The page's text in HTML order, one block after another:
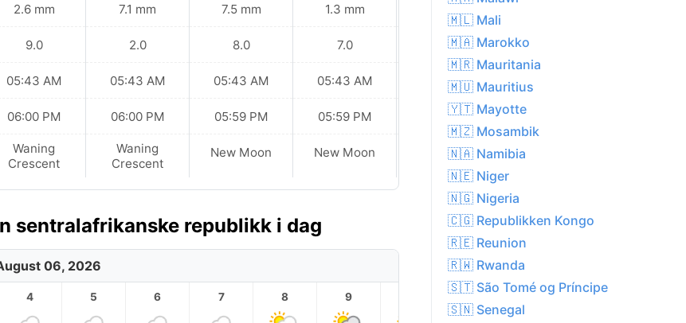
2.6 mm
9.0
05:43 AM
06:00 PM
Waning
Crescent
7.1 mm
2.0
05:43 AM
06:00 PM
Waning
Crescent
7.5 mm
8.0
05:43 AM
05:59 PM
New Moon
1.3 mm
7.0
05:43 AM
05:59 PM
New Moon
7.1 mm
8.0
05:43 AM
05:59 PM
New Moon
sentralafrikanske republikk i dag
06, 2026
4 5 6 7 8 9 11
🇲🇱 Mali
🇲🇦 Marokko
🇲🇷 Mauritania
🇲🇺 Mauritius
🇾🇹 Mayotte
🇲🇿 Mosambik
🇳🇦 Namibia
🇳🇪 Niger
🇳🇬 Nigeria
🇨🇬 Republikken Kongo
🇷🇪 Reunion
🇷🇼 Rwanda
🇸🇹 São Tomé og Príncipe
🇸🇳 Senegal